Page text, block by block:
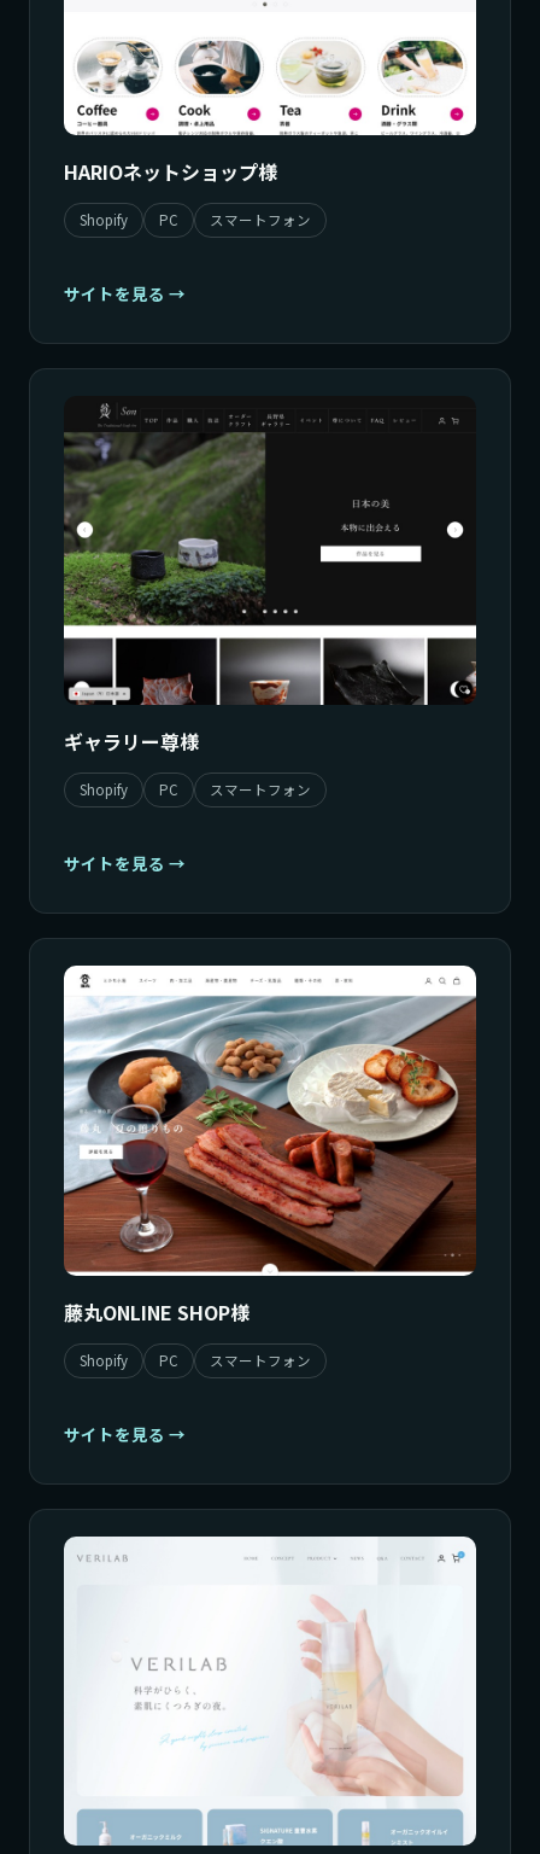
HARIOネットショップ様
Shopify PC スマートフォン
サイトを見る
ギャラリー尊様
Shopify PC スマートフォン
サイトを見る
藤丸ONLINE SHOP様
Shopify PC スマートフォン
サイトを見る